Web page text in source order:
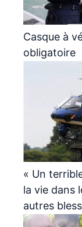
Casque à
obligatoire
« Un
la vie dans
autres